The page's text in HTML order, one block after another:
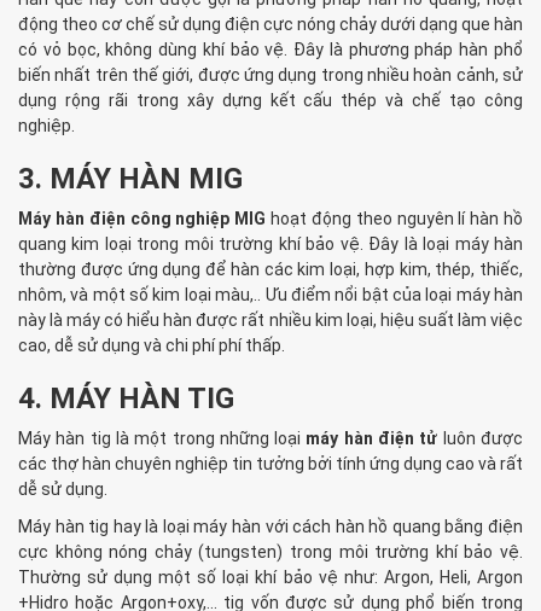
động theo cơ chế sử dụng điện cực nóng chảy dưới dạng que hàn
có vỏ bọc, không dùng khí bảo vệ. Đây là phương pháp hàn phổ
biến nhất trên thế giới, được ứng dụng trong nhiều hoàn cảnh, sử
dụng rộng rãi trong xây dựng kết cấu thép và chế tạo công
nghiệp.
3. MÁY HÀN MIG
Máy hàn điện công nghiệp MIG hoạt động theo nguyên lí hàn hồ
quang kim loại trong môi trường khí bảo vệ. Đây là loại máy hàn
thường được ứng dụng để hàn các kim loại, hợp kim, thép, thiếc,
nhôm, và một số kim loại màu,.. Ưu điểm nổi bật của loại máy hàn
này là máy có hiểu hàn được rất nhiều kim loại, hiệu suất làm việc
cao, dễ sử dụng và chi phí phí thấp.
4. MÁY HÀN TIG
Máy hàn tig là một trong những loại máy hàn điện tử luôn được
các thợ hàn chuyên nghiệp tin tưởng bởi tính ứng dụng cao và rất
dễ sử dụng.
Máy hàn tig hay là loại máy hàn với cách hàn hồ quang bằng điện
cực không nóng chảy (tungsten) trong môi trường khí bảo vệ.
Thường sử dụng một số loại khí bảo vệ như: Argon, Heli, Argon
+Hidro hoặc Argon+oxy,… tig vốn được sử dụng phổ biến trong